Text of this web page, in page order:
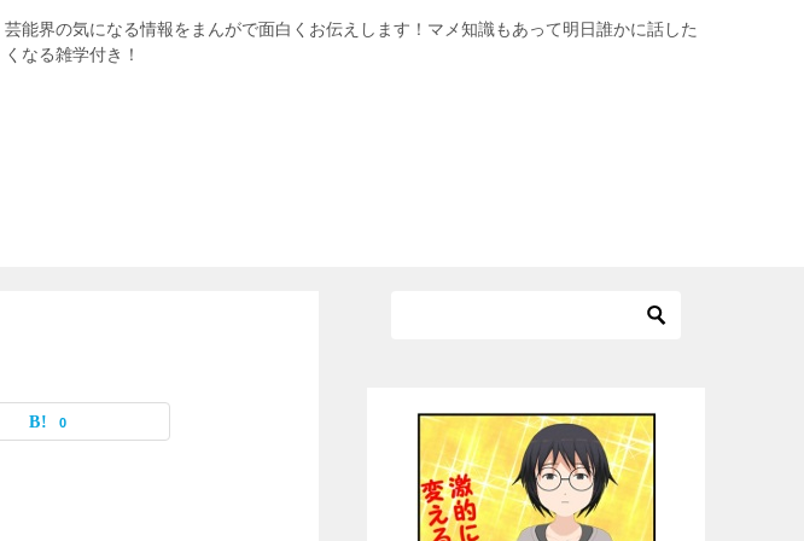
芸能界の気になる情報をまんがで面白くお伝えします！マメ知識もあって明日誰かに話した
くなる雑学付き！
0